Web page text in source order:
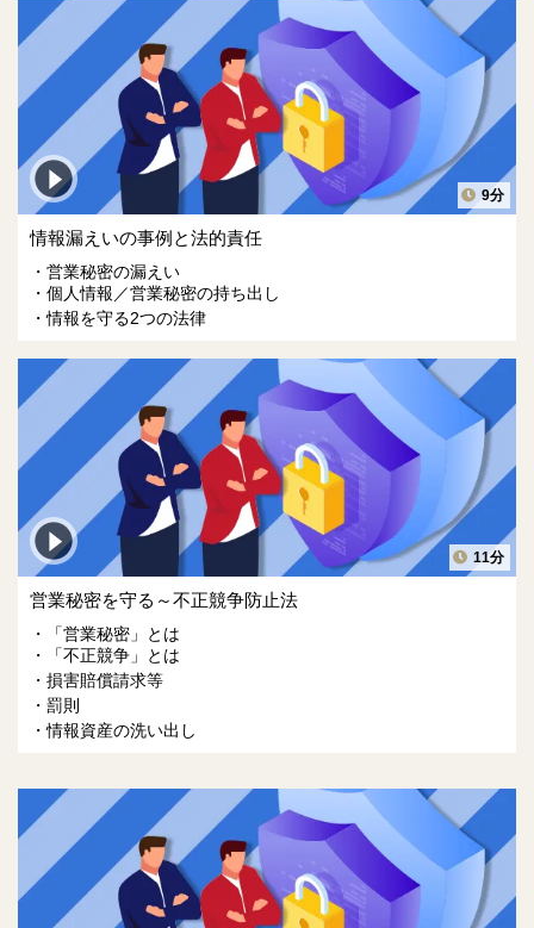
9分
情報漏えいの事例と法的責任
営業秘密の漏えい
個人情報／営業秘密の持ち出し
情報を守る2つの法律
11分
営業秘密を守る～不正競争防止法
「営業秘密」とは
「不正競争」とは
損害賠償請求等
罰則
情報資産の洗い出し